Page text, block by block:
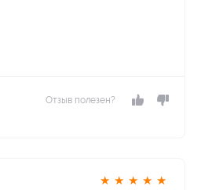
Отзыв полезен?
★ ★ ★ ★ ★